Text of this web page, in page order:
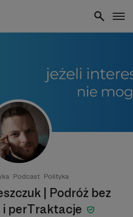
Podcast Polityka
| Podróż bez
i perTraktacje